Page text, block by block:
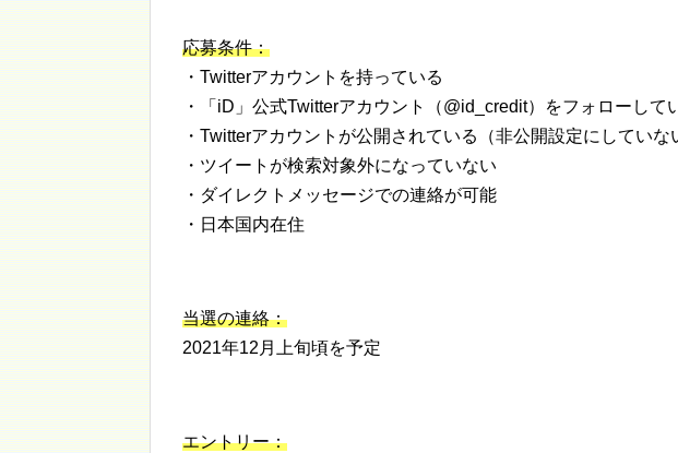
応募条件：
・Twitterアカウントを持っている
・「iD」公式Twitterアカウント（@id_credit）をフォローして
・Twitterアカウントが公開されている（非公開設定にしていな
・ツイートが検索対象外になっていない
・ダイレクトメッセージでの連絡が可能
・日本国内在住
当選の連絡：
2021年12月上旬頃を予定
エントリー：